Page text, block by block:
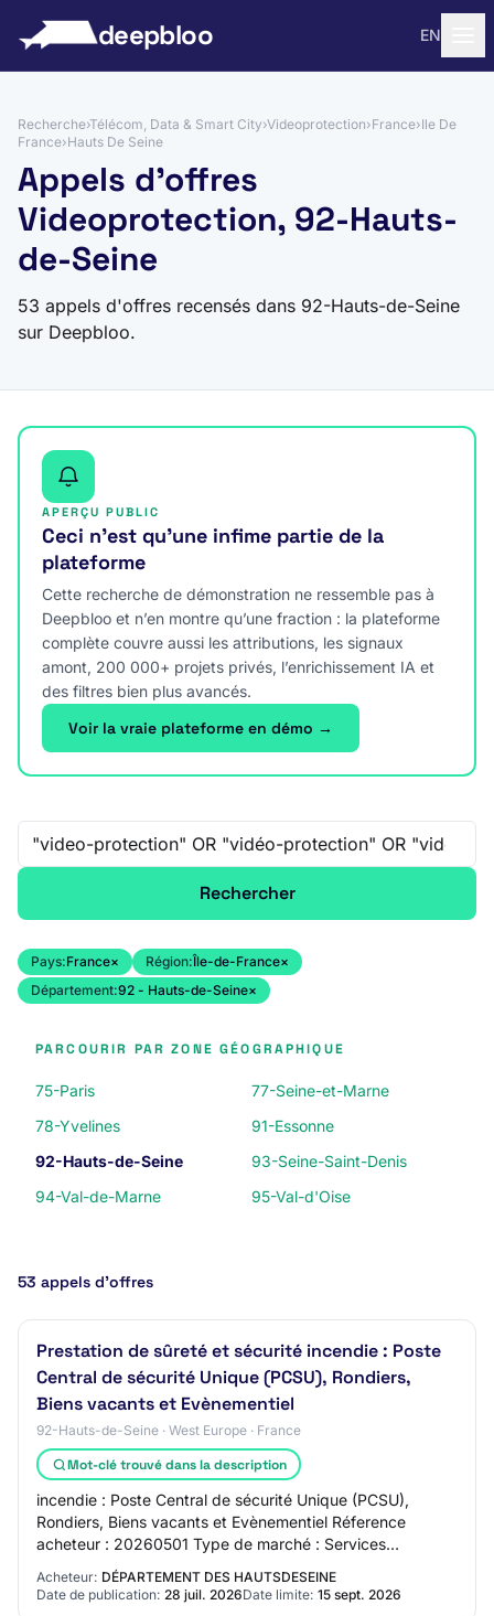
deepbloo EN
Recherche›Télécom, Data & Smart City›Videoprotection›France›Ile De
France›Hauts De Seine
Appels d'offres
Videoprotection, 92-Hauts-
de-Seine
53 appels d'offres recensés dans 92-Hauts-de-Seine
sur Deepbloo.
APERÇU PUBLIC
Ceci n’est qu’une infime partie de la
plateforme
Cette recherche de démonstration ne ressemble pas à
Deepbloo et n’en montre qu’une fraction : la plateforme
complète couvre aussi les attributions, les signaux
amont, 200 000+ projets privés, l’enrichissement IA et
des filtres bien plus avancés.
Voir la vraie plateforme en démo →
Recherche libre
Rechercher
Pays:France× Région:Île-de-France×
Département:92 - Hauts-de-Seine×
PARCOURIR PAR ZONE GÉOGRAPHIQUE
75-Paris
77-Seine-et-Marne
78-Yvelines
91-Essonne
92-Hauts-de-Seine
93-Seine-Saint-Denis
94-Val-de-Marne
95-Val-d'Oise
53 appels d’offres
Prestation de sûreté et sécurité incendie : Poste
Central de sécurité Unique (PCSU), Rondiers,
Biens vacants et Evènementiel
92-Hauts-de-Seine · West Europe · France
Mot-clé trouvé dans la description
incendie : Poste Central de sécurité Unique (PCSU),
Rondiers, Biens vacants et Evènementiel Réference
acheteur : 20260501 Type de marché : Services
Procédure : Procédure ouverte Lieu principal d'exéc…
Acheteur: DÉPARTEMENT DES HAUTSDESEINE
Date de publication: 28 juil. 2026Date limite: 15 sept. 2026